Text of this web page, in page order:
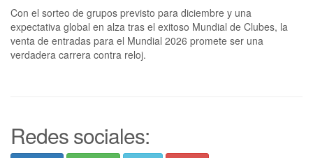
Con el sorteo de grupos previsto para diciembre y una
expectativa global en alza tras el exitoso Mundial de Clubes, la
venta de entradas para el Mundial 2026 promete ser una
verdadera carrera contra reloj.
Redes sociales: